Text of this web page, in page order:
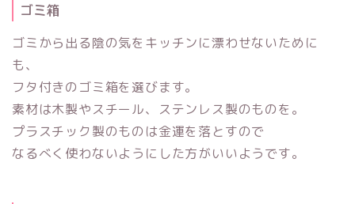
ゴミ箱
ゴミから出る陰の気をキッチンに漂わせないために
も、
フタ付きのゴミ箱を選びます。
素材は木製やスチール、ステンレス製のものを。
プラスチック製のものは金運を落とすので
なるべく使わないようにした方がいいようです。